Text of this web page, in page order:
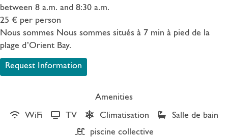
between 8 a.m. and 8:30 a.m.
25 € per person
Nous sommes Nous sommes situés à 7 min à pied de la
plage d’Orient Bay.
Request Information
Amenities
WiFi
TV Climatisation
Salle de bain
piscine collective